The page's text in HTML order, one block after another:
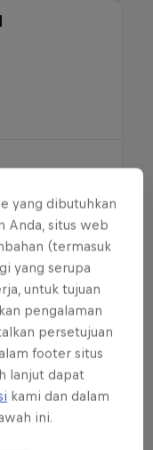
your
…
yang dibutuhkan
Anda, situs web
(termasuk
yang serupa
untuk tujuan
pengalaman
persetujuan
footer situs
lanjut dapat
kami dan dalam
ini.